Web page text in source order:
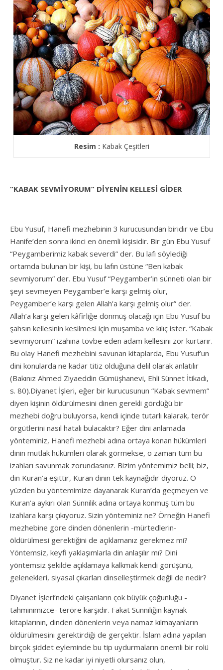
Resim : Kabak Çeşitleri
“KABAK SEVMİYORUM” DİYENİN KELLESİ GİDER
Ebu Yusuf, Hanefi mezhebinin 3 kurucusundan biridir ve Ebu
Hanife’den sonra ikinci en önemli kişisidir. Bir gün Ebu Yusuf
“Peygamberimiz kabak severdi” der. Bu lafı söylediği
ortamda bulunan bir kişi, bu lafın üstüne “Ben kabak
sevmiyorum” der. Ebu Yusuf “Peygamber’in sünneti olan bir
şeyi sevmeyen Peygamber’e karşı gelmiş olur,
Peygamber’e karşı gelen Allah’a karşı gelmiş olur” der.
Allah’a karşı gelen kâfirliğe dönmüş olacağı için Ebu Yusuf bu
şahsın kellesinin kesilmesi için muşamba ve kılıç ister. “Kabak
sevmiyorum” izahına tövbe eden adam kellesini zor kurtarır.
Bu olay Hanefi mezhebini savunan kitaplarda, Ebu Yusuf’un
dini konularda ne kadar titiz olduğuna delil olarak anlatılır
(Bakınız Ahmed Ziyaeddin Gümüşhanevi, Ehli Sünnet İtikadı,
s. 80).Diyanet İşleri, eğer bir kurucusunun “Kabak sevmem”
diyen kişinin öldürülmesini dinen gerekli gördüğü bir
mezhebi doğru buluyorsa, kendi içinde tutarlı kalarak, terör
örgütlerini nasıl hatalı bulacaktır? Eğer dini anlamada
yönteminiz, Hanefi mezhebi adına ortaya konan hükümleri
dinin mutlak hükümleri olarak görmekse, o zaman tüm bu
izahları savunmak zorundasınız. Bizim yöntemimiz belli; biz,
din Kuran’a eşittir, Kuran dinin tek kaynağıdır diyoruz. O
yüzden bu yöntemimize dayanarak Kuran’da geçmeyen ve
Kuran’a aykırı olan Sünnilik adına ortaya konmuş tüm bu
izahlara karşı çıkıyoruz. Sizin yönteminiz ne? Örneğin Hanefi
mezhebine göre dinden dönenlerin -mürtedlerin-
öldürülmesi gerektiğini de açıklamanız gerekmez mi?
Yöntemsiz, keyfi yaklaşımlarla din anlaşılır mı? Dini
yöntemsiz şekilde açıklamaya kalkmak kendi görüşünü,
gelenekleri, siyasal çıkarları dinselleştirmek değil de nedir?
Diyanet İşleri’ndeki çalışanların çok büyük çoğunluğu -
tahminimizce- teröre karşıdır. Fakat Sünniliğin kaynak
kitaplarının, dinden dönenlerin veya namaz kılmayanların
öldürülmesini gerektirdiği de gerçektir. İslam adına yapılan
birçok şiddet eyleminde bu tip uydurmaların önemli bir rolü
olmuştur. Siz ne kadar iyi niyetli olursanız olun,